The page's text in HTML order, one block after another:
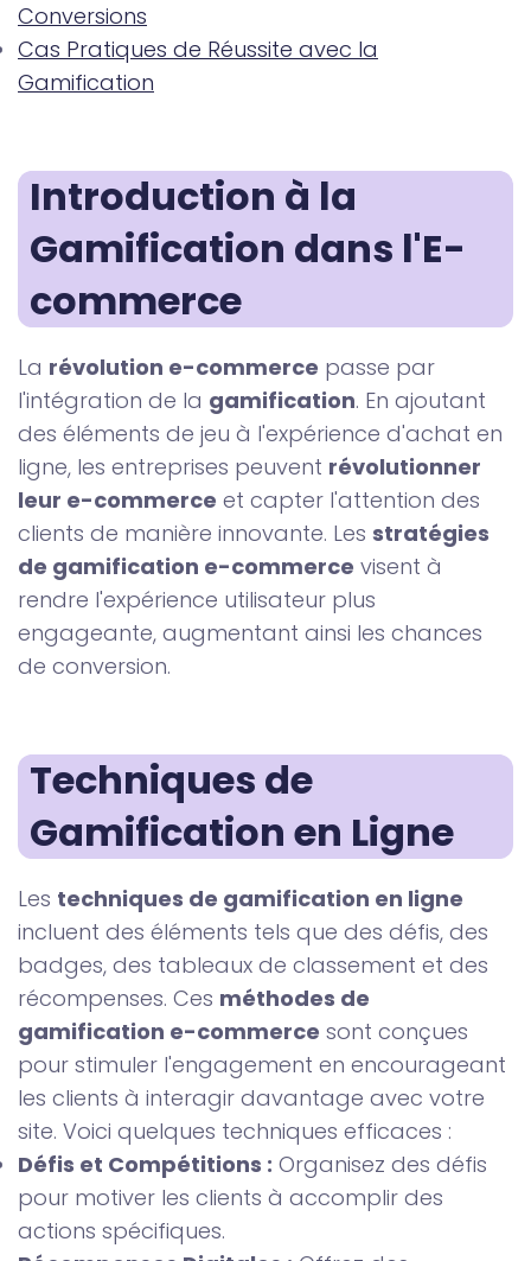
Conversions
Cas Pratiques de Réussite avec la
Gamification
Introduction à la
Gamification dans l'E-
commerce
La révolution e-commerce passe par
l'intégration de la gamification. En ajoutant
des éléments de jeu à l'expérience d'achat en
ligne, les entreprises peuvent révolutionner
leur e-commerce et capter l'attention des
clients de manière innovante. Les stratégies
de gamification e-commerce visent à
rendre l'expérience utilisateur plus
engageante, augmentant ainsi les chances
de conversion.
Techniques de
Gamification en Ligne
Les techniques de gamification en ligne
incluent des éléments tels que des défis, des
badges, des tableaux de classement et des
récompenses. Ces méthodes de
gamification e-commerce sont conçues
pour stimuler l'engagement en encourageant
les clients à interagir davantage avec votre
site. Voici quelques techniques efficaces :
Défis et Compétitions : Organisez des défis
pour motiver les clients à accomplir des
actions spécifiques.